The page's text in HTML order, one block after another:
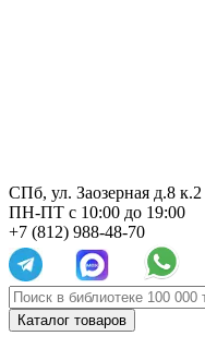
СПб, ул. Заозерная д.8 к.2
ПН-ПТ с 10:00 до 19:00
+7 (812) 988-48-70
Каталог товаров